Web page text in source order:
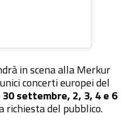
in scena alla Merkur
concerti europei del
30 settembre, 2, 3, 4 e 6
del pubblico.